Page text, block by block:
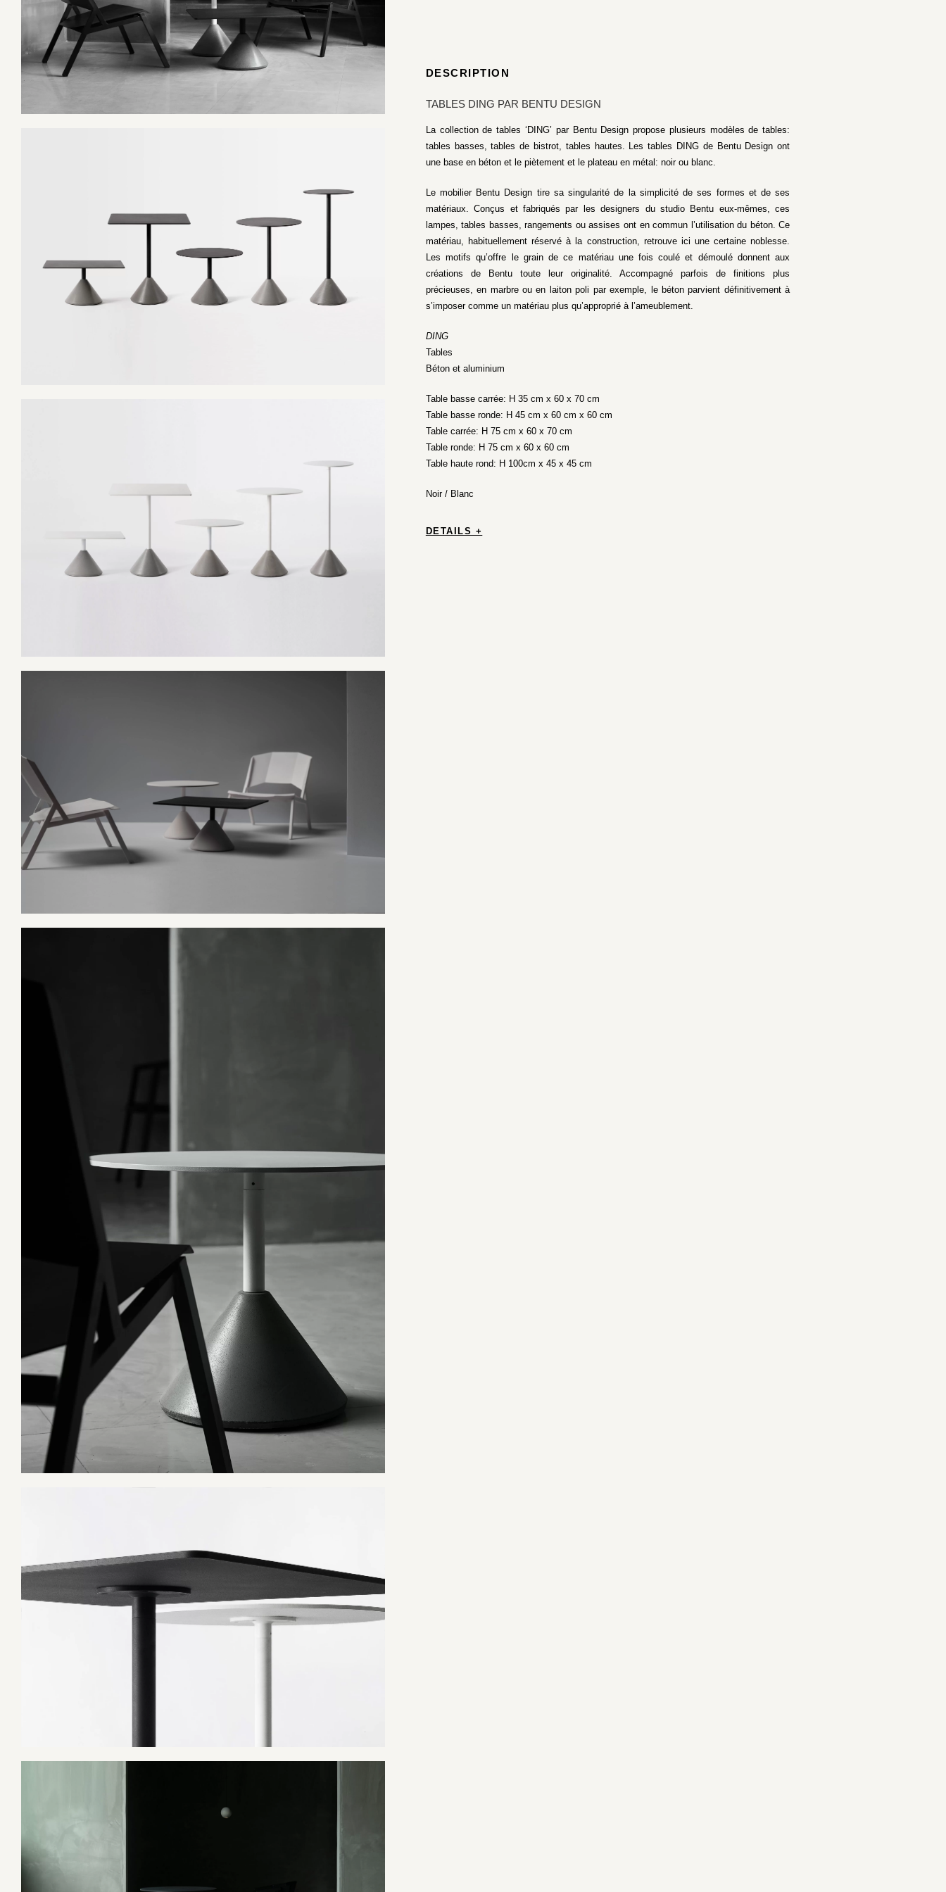
DESCRIPTION
TABLES DING PAR BENTU DESIGN
La collection de tables ‘DING’ par Bentu Design propose plusieurs modèles de tables:
tables basses, tables de bistrot, tables hautes. Les tables DING de Bentu Design ont
une base en béton et le piètement et le plateau en métal: noir ou blanc.
Le mobilier Bentu Design tire sa singularité de la simplicité de ses formes et de ses
matériaux. Conçus et fabriqués par les designers du studio Bentu eux-mêmes, ces
lampes, tables basses, rangements ou assises ont en commun l’utilisation du béton. Ce
matériau, habituellement réservé à la construction, retrouve ici une certaine noblesse.
Les motifs qu’offre le grain de ce matériau une fois coulé et démoulé donnent aux
créations de Bentu toute leur originalité. Accompagné parfois de finitions plus
précieuses, en marbre ou en laiton poli par exemple, le béton parvient définitivement à
s’imposer comme un matériau plus qu’approprié à l’ameublement.
DING
Tables
Béton et aluminium
Table basse carrée: H 35 cm x 60 x 70 cm
Table basse ronde: H 45 cm x 60 cm x 60 cm
Table carrée: H 75 cm x 60 x 70 cm
Table ronde: H 75 cm x 60 x 60 cm
Table haute rond: H 100cm x 45 x 45 cm
Noir / Blanc
DETAILS +